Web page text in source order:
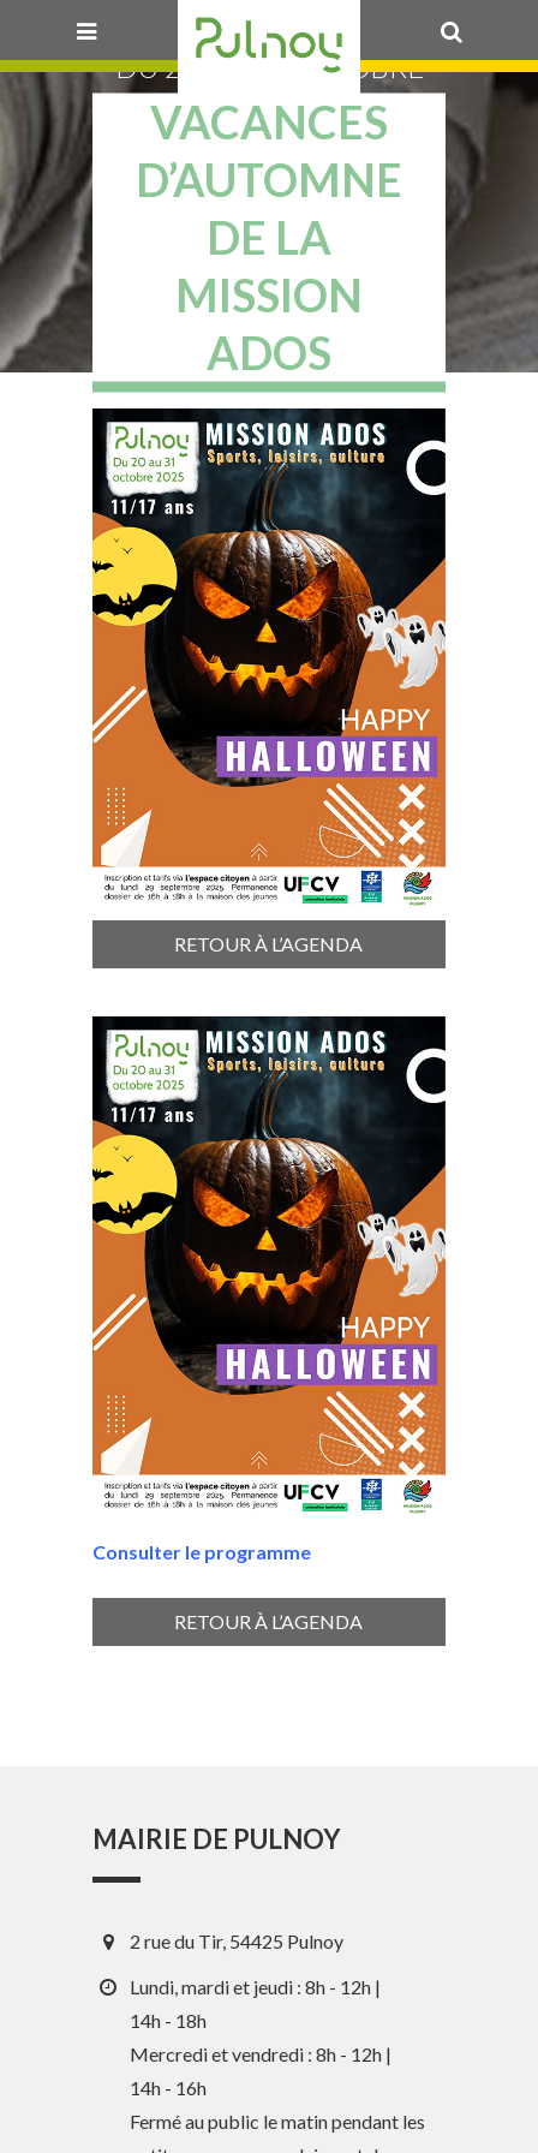
DU 20 AU 31 OCTOBRE
VACANCES
D’AUTOMNE
DE LA
MISSION
ADOS
RETOUR À L’AGENDA
Consulter le programme
RETOUR À L’AGENDA
MAIRIE DE PULNOY
2 rue du Tir, 54425 Pulnoy
Lundi, mardi et jeudi : 8h - 12h |
14h - 18h
Mercredi et vendredi : 8h - 12h |
14h - 16h
Fermé au public le matin pendant les